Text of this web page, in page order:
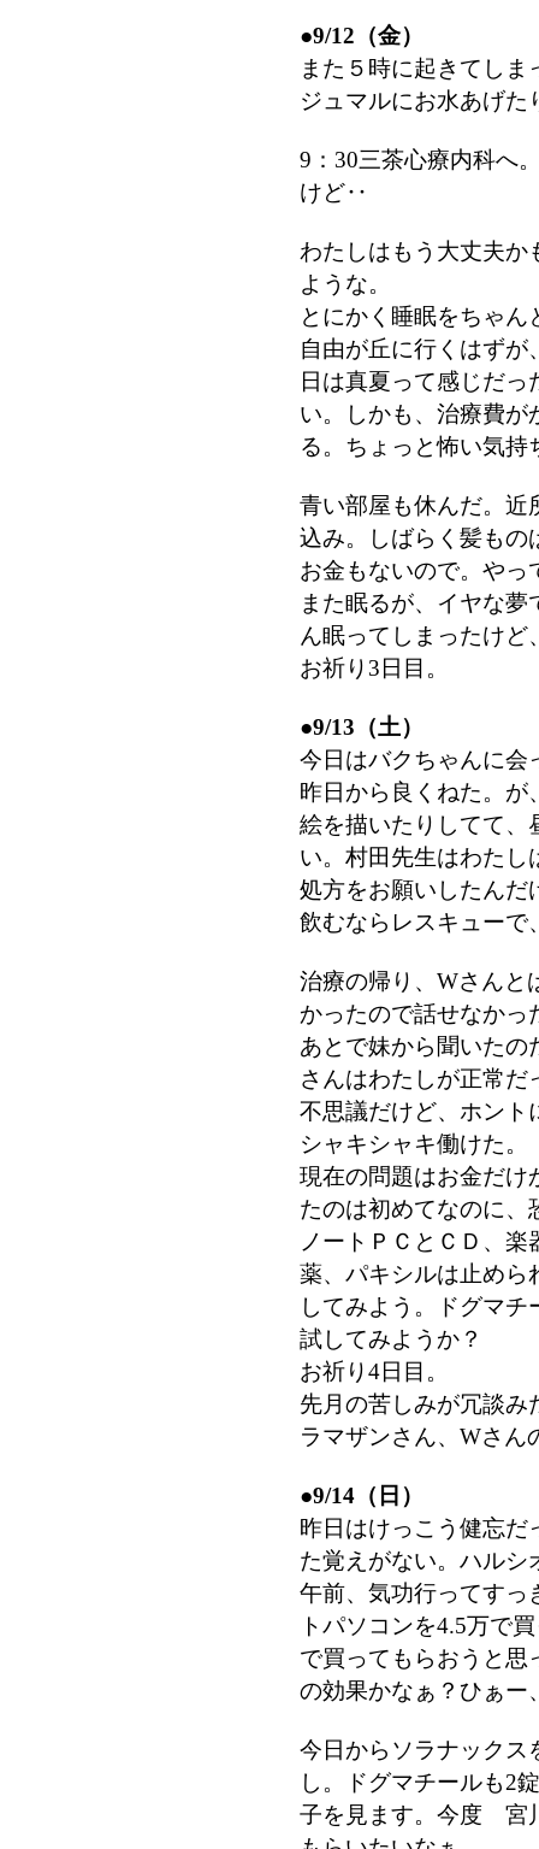
●9/12（金）
また５時に起きてし
ジュマルにお水あげ
9：30三茶心療内科へ
けど‥
わたしはもう大丈夫か
ような。
とにかく睡眠をちゃん
自由が丘に行くはず
日は真夏って感じだ
い。しかも、治療費が
る。ちょっと怖い気
青い部屋も休んだ。近
込み。しばらく髪もの
お金もないので。やっ
また眠るが、イヤな
ん眠ってしまったけど
お祈り3日目。
●9/13（土）
今日はバクちゃんに会
昨日から良くねた。
絵を描いたりしてて、
い。村田先生はわたし
処方をお願いしたんだ
飲むならレスキューで
治療の帰り、Wさんと
かったので話せなかっ
あとで妹から聞いたの
さんはわたしが正常だ
不思議だけど、ホント
シャキシャキ働けた。
現在の問題はお金だけ
たのは初めてなのに、
ノートＰＣとＣＤ、
薬、パキシルは止めら
してみよう。ドグマ
試してみようか？
お祈り4日目。
先月の苦しみが冗談み
ラマザンさん、Wさん
●9/14（日）
昨日はけっこう健忘
た覚えがない。ハルシ
午前、気功行ってすっ
トパソコンを4.5万で
で買ってもらおうと思
の効果かなぁ？ひぁー
今日からソラナックス
し。ドグマチールも2
子を見ます。今度 宮